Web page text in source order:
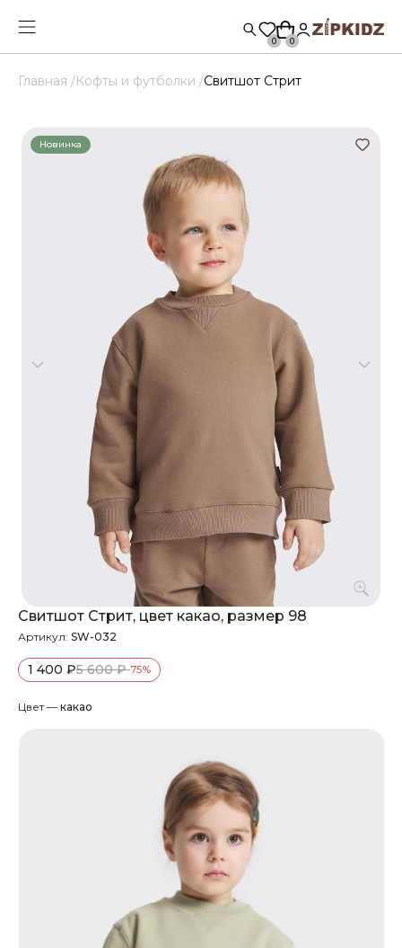
0 0
Главная /Кофты и футболки /Свитшот Стрит
Новинка
Свитшот Стрит, цвет какао, размер 98
Артикул: SW-032
1 400 ₽5 600 ₽-75%
Цвет — какао